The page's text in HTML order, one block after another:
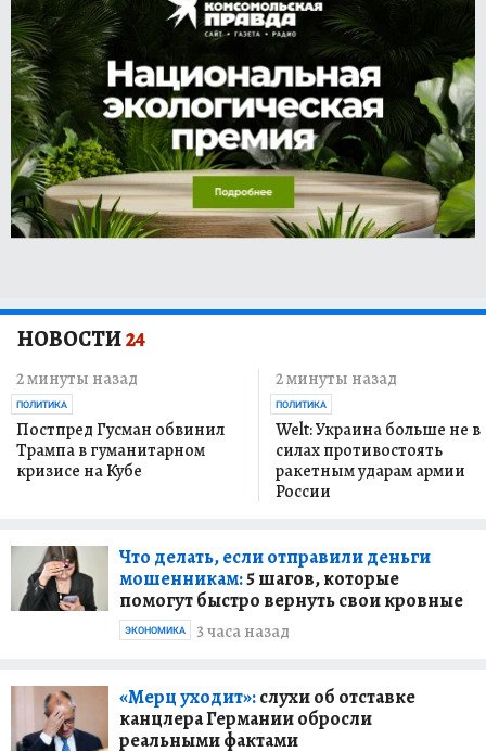
Что делать, если отправили деньги
мошенникам:5 шагов, которые
помогут быстро вернуть свои кровные
3 часа назад
ЭКОНОМИКА
«Мерц уходит»:слухи об отставке
канцлера Германии обросли
реальными фактами
НОВОСТИ24
2 минуты назад
ПОЛИТИКА
Постпред Гусман обвинил
Трампа в гуманитарном
кризисе на Кубе
2 минуты назад
ПОЛИТИКА
Welt: Украина больше не в
силах противостоять
ракетным ударам армии
России